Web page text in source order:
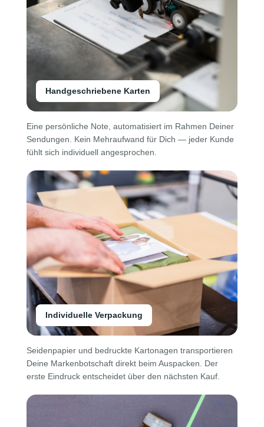
Handgeschriebene Karten
Eine persönliche Note, automatisiert im Rahmen Deiner
Sendungen. Kein Mehraufwand für Dich — jeder Kunde
fühlt sich individuell angesprochen.
Individuelle Verpackung
Seidenpapier und bedruckte Kartonagen transportieren
Deine Markenbotschaft direkt beim Auspacken. Der
erste Eindruck entscheidet über den nächsten Kauf.